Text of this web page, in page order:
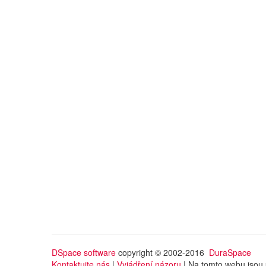
DSpace software copyright © 2002-2016 DuraSpace